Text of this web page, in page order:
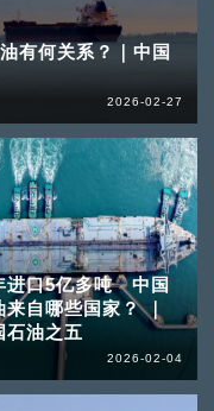
有何关系？｜中国
2026-02-27
进口5亿多吨 中国
来自哪些国家？ ｜
石油之五
2026-02-04